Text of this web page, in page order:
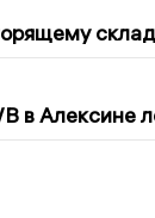
в Алексине